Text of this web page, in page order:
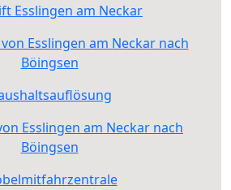
Esslingen am Neckar
Esslingen am Neckar nach
Böingsen
Esslingen am Neckar nach
Böingsen